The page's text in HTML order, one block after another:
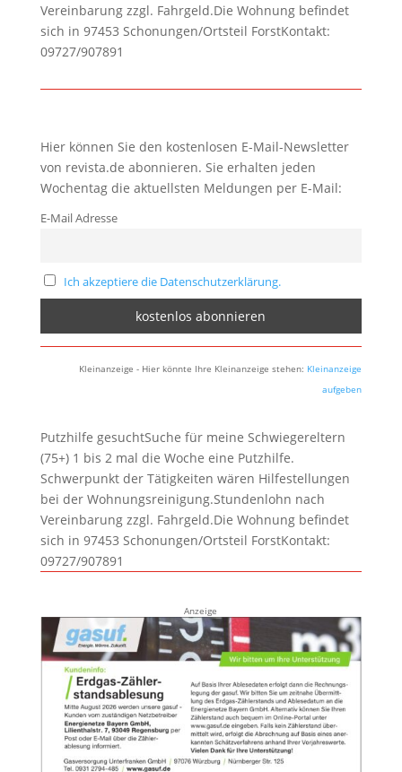
Vereinbarung zzgl. Fahrgeld.Die Wohnung befindet
sich in 97453 Schonungen/Ortsteil ForstKontakt:
09727/907891
Hier können Sie den kostenlosen E-Mail-Newsletter
von revista.de abonnieren. Sie erhalten jeden
Wochentag die aktuellsten Meldungen per E-Mail:
E-Mail Adresse
Ich akzeptiere die Datenschutzerklärung.
Kleinanzeige - Hier könnte Ihre Kleinanzeige stehen: Kleinanzeige
aufgeben
Putzhilfe gesuchtSuche für meine Schwiegereltern
(75+) 1 bis 2 mal die Woche eine Putzhilfe.
Schwerpunkt der Tätigkeiten wären Hilfestellungen
bei der Wohnungsreinigung.Stundenlohn nach
Vereinbarung zzgl. Fahrgeld.Die Wohnung befindet
sich in 97453 Schonungen/Ortsteil ForstKontakt:
09727/907891
Anzeige